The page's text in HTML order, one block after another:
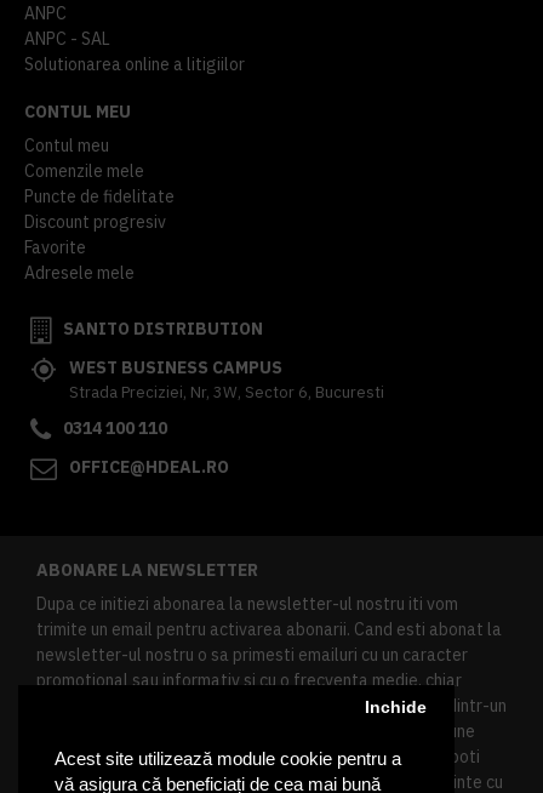
Acest site utilizează module cookie pentru a
vă asigura că beneficiați de cea mai bună
Inchide
ANPC
ANPC - SAL
Solutionarea online a litigiilor
CONTUL MEU
Contul meu
Comenzile mele
Puncte de fidelitate
Discount progresiv
Favorite
Adresele mele
SANITO DISTRIBUTION
WEST BUSINESS CAMPUS
Strada Preciziei, Nr, 3W, Sector 6, Bucuresti
0314 100 110
OFFICE@HDEAL.RO
ABONARE LA NEWSLETTER
Dupa ce initiezi abonarea la newsletter-ul nostru iti vom
trimite un email pentru activarea abonarii. Cand esti abonat la
newsletter-ul nostru o sa primesti emailuri cu un caracter
promotional sau informativ si cu o frecventa medie, chiar
redusa. Daca doresti sa te dezabonezi poti urma linkul dintr-un
newsletter primit, daca esti client inregistrat ai o sectiune
speciala in contul tau in acest scop, si de asemenea ne poti
contacta oricand pe email pentru orice intrebari sau cerinte cu